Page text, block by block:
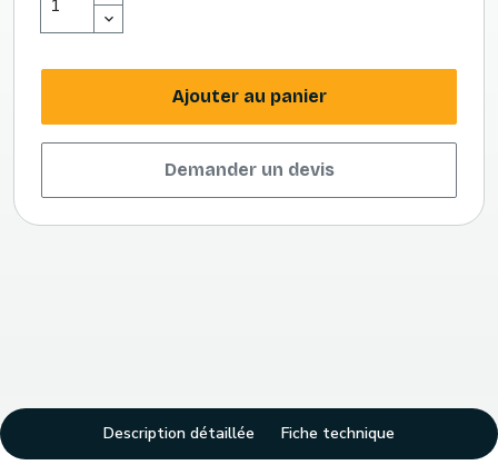
Ajouter au panier
Demander un devis
Description détaillée Fiche technique